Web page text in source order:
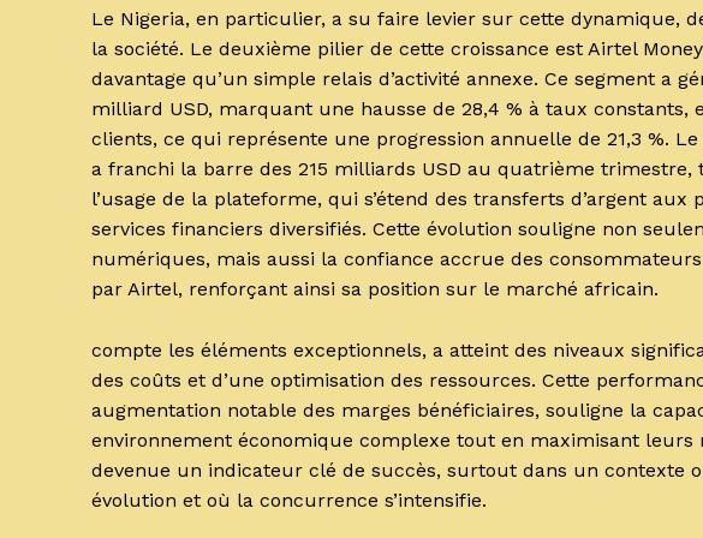
Le Nigeria, en particulier, a su faire levier sur cette dynamique,
la société. Le deuxième pilier de cette croissance est Airtel
davantage qu’un simple relais d’activité annexe. Ce segment a
milliard USD, marquant une hausse de 28,4 % à taux constants,
clients, ce qui représente une progression annuelle de 21,3 %.
a franchi la barre des 215 milliards USD au quatrième trimestre,
l’usage de la plateforme, qui s’étend des transferts d’argent
services financiers diversifiés. Cette évolution souligne non
numériques, mais aussi la confiance accrue des
par Airtel, renforçant ainsi sa position sur le marché africain.
compte les éléments exceptionnels, a atteint des niveaux
des coûts et d’une optimisation des ressources. Cette
augmentation notable des marges bénéficiaires, souligne la
environnement économique complexe tout en maximisant
devenue un indicateur clé de succès, surtout dans un contexte
évolution et où la concurrence s’intensifie.